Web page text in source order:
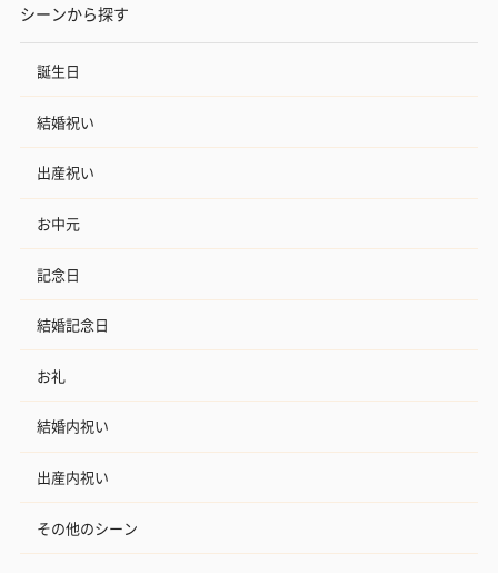
シーンから探す
誕生日
結婚祝い
出産祝い
お中元
記念日
結婚記念日
お礼
結婚内祝い
出産内祝い
その他のシーン